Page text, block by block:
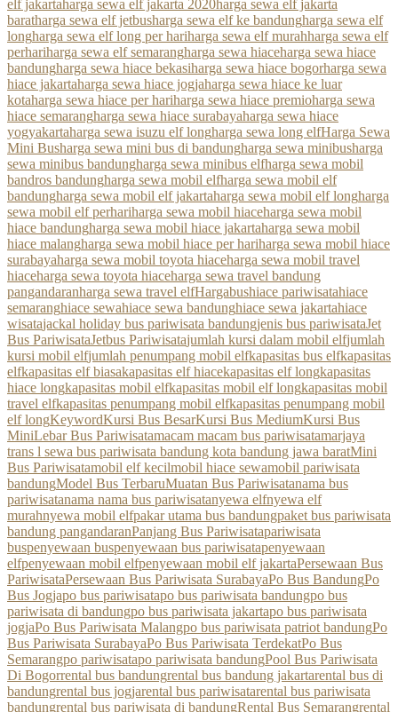
elf jakartaharga sewa elf jakarta 2020harga sewa elf jakarta
baratharga sewa elf jetbusharga sewa elf ke bandungharga sewa elf
longharga sewa elf long per hariharga sewa elf murahharga sewa elf
perhariharga sewa elf semarangharga sewa hiaceharga sewa hiace
bandungharga sewa hiace bekasiharga sewa hiace bogorharga sewa
hiace jakartaharga sewa hiace jogjaharga sewa hiace ke luar
kotaharga sewa hiace per hariharga sewa hiace premioharga sewa
hiace semarangharga sewa hiace surabayaharga sewa hiace
yogyakartaharga sewa isuzu elf longharga sewa long elfHarga Sewa
Mini Busharga sewa mini bus di bandungharga sewa minibusharga
sewa minibus bandungharga sewa minibus elfharga sewa mobil
bandros bandungharga sewa mobil elfharga sewa mobil elf
bandungharga sewa mobil elf jakartaharga sewa mobil elf longharga
sewa mobil elf perhariharga sewa mobil hiaceharga sewa mobil
hiace bandungharga sewa mobil hiace jakartaharga sewa mobil
hiace malangharga sewa mobil hiace per hariharga sewa mobil hiace
surabayaharga sewa mobil toyota hiaceharga sewa mobil travel
hiaceharga sewa toyota hiaceharga sewa travel bandung
pangandaranharga sewa travel elfHargabushiace pariwisatahiace
semaranghiace sewahiace sewa bandunghiace sewa jakartahiace
wisatajackal holiday bus pariwisata bandungjenis bus pariwisataJet
Bus PariwisataJetbus Pariwisatajumlah kursi dalam mobil elfjumlah
kursi mobil elfjumlah penumpang mobil elfkapasitas bus elfkapasitas
elfkapasitas elf biasakapasitas elf hiacekapasitas elf longkapasitas
hiace longkapasitas mobil elfkapasitas mobil elf longkapasitas mobil
travel elfkapasitas penumpang mobil elfkapasitas penumpang mobil
elf longKeywordKursi Bus BesarKursi Bus MediumKursi Bus
MiniLebar Bus Pariwisatamacam macam bus pariwisatamarjaya
trans l sewa bus pariwisata bandung kota bandung jawa baratMini
Bus Pariwisatamobil elf kecilmobil hiace sewamobil pariwisata
bandungModel Bus TerbaruMuatan Bus Pariwisatanama bus
pariwisatanama nama bus pariwisatanyewa elfnyewa elf
murahnyewa mobil elfpakar utama bus bandungpaket bus pariwisata
bandung pangandaranPanjang Bus Pariwisatapariwisata
buspenyewaan buspenyewaan bus pariwisatapenyewaan
elfpenyewaan mobil elfpenyewaan mobil elf jakartaPersewaan Bus
PariwisataPersewaan Bus Pariwisata SurabayaPo Bus BandungPo
Bus Jogjapo bus pariwisatapo bus pariwisata bandungpo bus
pariwisata di bandungpo bus pariwisata jakartapo bus pariwisata
jogjaPo Bus Pariwisata Malangpo bus pariwisata patriot bandungPo
Bus Pariwisata SurabayaPo Bus Pariwisata TerdekatPo Bus
Semarangpo pariwisatapo pariwisata bandungPool Bus Pariwisata
Di Bogorrental bus bandungrental bus bandung jakartarental bus di
bandungrental bus jogjarental bus pariwisatarental bus pariwisata
bandungrental bus pariwisata di bandungRental Bus Semarangrental